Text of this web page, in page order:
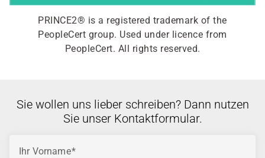
PRINCE2® is a registered trademark of the
PeopleCert group. Used under licence from
PeopleCert. All rights reserved.
Sie wollen uns lieber schreiben? Dann nutzen
Sie unser Kontaktformular.
Ihr Vorname